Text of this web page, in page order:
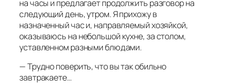
на часы и предлагает продолжить разговор на
следующий день, утром. Я прихожу в
назначенный час и, направляемый хозяйкой,
оказываюсь на небольшой кухне, за столом,
уставленном разными блюдами.
— Трудно поверить, что вы так обильно
завтракаете…